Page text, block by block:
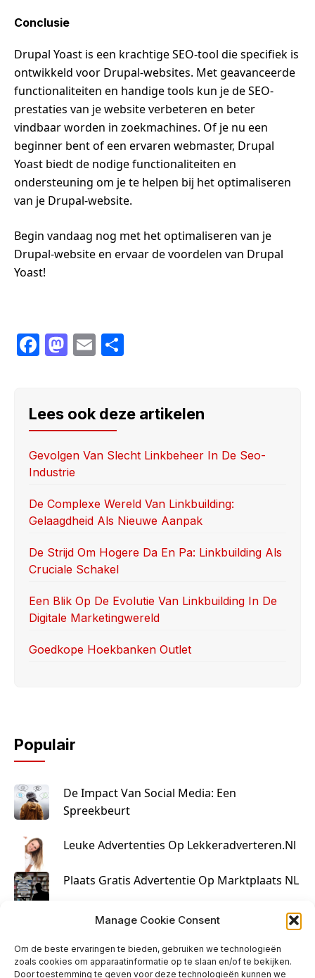
Manage Cookie Consent
Om de beste ervaringen te bieden, gebruiken we technologieën
zoals cookies om apparaatinformatie op te slaan en/of te bekijken.
Door toestemming te geven voor deze technologieën kunnen we
Conclusie
Drupal Yoast is een krachtige SEO-tool die specifiek is
ontwikkeld voor Drupal-websites. Met geavanceerde
functionaliteiten en handige tools kun je de SEO-
prestaties van je website verbeteren en beter
vindbaar worden in zoekmachines. Of je nu een
beginner bent of een ervaren webmaster, Drupal
Yoast biedt de nodige functionaliteiten en
ondersteuning om je te helpen bij het optimaliseren
van je Drupal-website.
Begin vandaag nog met het optimaliseren van je
Drupal-website en ervaar de voordelen van Drupal
Yoast!
F
e
b
o
o
k
M
o
d
o
n
E
e
Lees ook deze artikelen
Gevolgen Van Slecht Linkbeheer In De Seo-
Industrie
De Complexe Wereld Van Linkbuilding:
Gelaagdheid Als Nieuwe Aanpak
De Strijd Om Hogere Da En Pa: Linkbuilding Als
Cruciale Schakel
Een Blik Op De Evolutie Van Linkbuilding In De
Digitale Marketingwereld
Goedkope Hoekbanken Outlet
Populair
De Impact Van Social Media: Een
Spreekbeurt
Leuke Advertenties Op Lekkeradverteren.nl
Plaats Gratis Advertentie Op Marktplaats NL
Kruisbestuiving Voor Succesvolle Marketing